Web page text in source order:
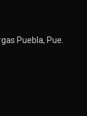
Puebla, Pue.